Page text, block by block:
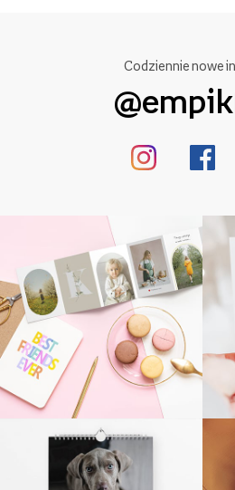
Codziennie nowe